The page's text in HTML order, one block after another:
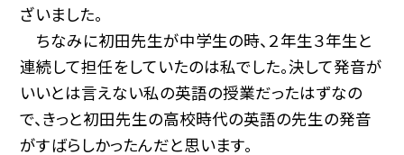
ざいました。
ちなみに初田先生が中学生の時、２年生３年生と
連続して担任をしていたのは私でした。決して発音が
いいとは言えない私の英語の授業だったはずなの
で、きっと初田先生の高校時代の英語の先生の発音
がすばらしかったんだと思います。